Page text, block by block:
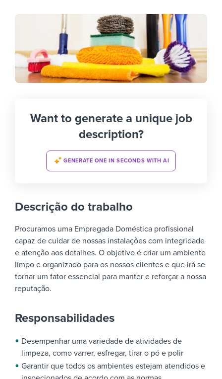
Want to generate a unique job
description?
GENERATE ONE IN SECONDS WITH AI
Descrição do trabalho
Procuramos uma Empregada Doméstica profissional
capaz de cuidar de nossas instalações com integridade
e atenção aos detalhes. O objetivo é criar um ambiente
limpo e organizado para os nossos clientes e que irá se
tornar um fator essencial para manter e reforçar a nossa
reputação.
Responsabilidades
Desempenhar uma variedade de atividades de
limpeza, como varrer, esfregar, tirar o pó e polir
Garantir que todos os ambientes estejam atendidos e